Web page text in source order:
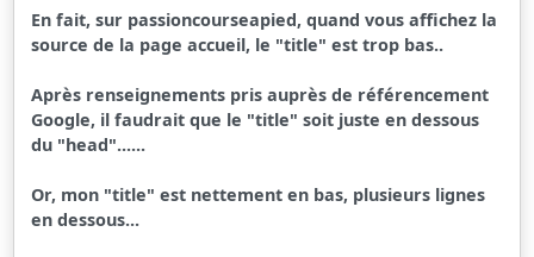
En fait, sur passioncourseapied, quand vous affichez la
source de la page accueil, le "title" est trop bas..
Après renseignements pris auprès de référencement
Google, il faudrait que le "title" soit juste en dessous
du "head"......
Or, mon "title" est nettement en bas, plusieurs lignes
en dessous...